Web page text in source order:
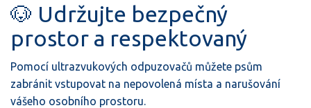
🐶 Udržujte bezpečný
prostor a respektovaný
Pomocí ultrazvukových odpuzovačů můžete psům
zabránit vstupovat na nepovolená místa a narušování
vášeho osobního prostoru.